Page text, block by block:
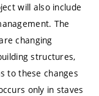
will also include
The
changing
structures,
to these changes
only in staves